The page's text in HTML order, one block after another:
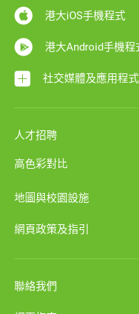
港大iOS手機程式
港大Android手機程
社交媒體及應用程式
人才招聘
高色彩對比
地圖與校園設施
網頁政策及指引
聯絡我們